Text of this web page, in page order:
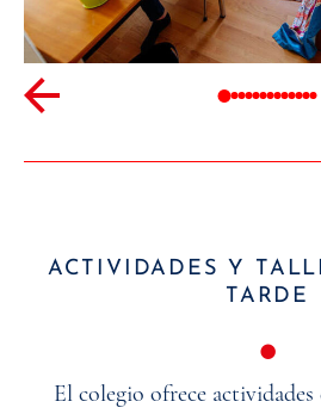
ACTIVIDADES Y
TARDE
●
El colegio ofrece actividades